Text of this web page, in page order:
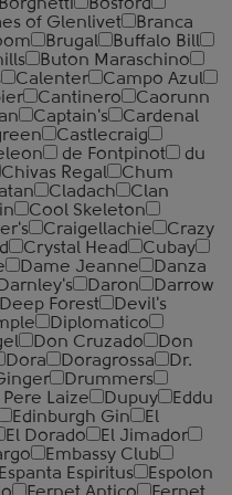
Borghetti
Bosford
of Glenlivet
Branca
Brugal
Buffalo Bill
Buton Maraschino
Calenter
Campo Azul
Cantinero
Caorunn
Captain's
Cardenal
Castlecraig
de Fontpinot
du
Chivas Regal
Chum
Cladach
Clan
Cool Skeleton
Craigellachie
Crazy
Crystal Head
Cubay
Dame Jeanne
Danza
Darnley's Daron
Darrow
Deep Forest
Devil's
Diplomatico
Don Cruzado
Don
Dora Doragrossa
Dr.
Drummers
Pere Laize Dupuy
Eddu
Edinburgh Gin
El
El Dorado
El Jimador
Embassy Club
Espanta Espiritus
Espolon